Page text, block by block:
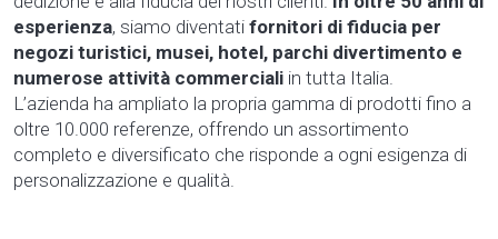
esperienza, siamo diventati fornitori di fiducia per
negozi turistici, musei, hotel, parchi divertimento e
numerose attività commerciali in tutta Italia.
L’azienda ha ampliato la propria gamma di prodotti fino a
oltre 10.000 referenze, offrendo un assortimento
completo e diversificato che risponde a ogni esigenza di
personalizzazione e qualità.